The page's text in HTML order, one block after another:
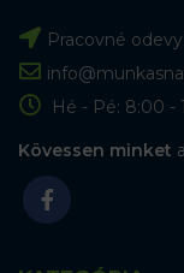
Pracovné
Hé - Pé: 8:00 -
Kövessen minket